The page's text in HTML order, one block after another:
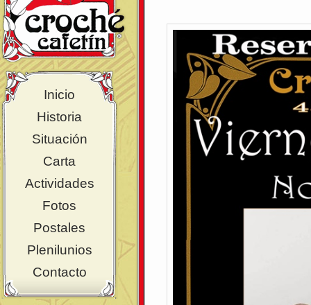
Inicio
Historia
Situación
Carta
Actividades
Fotos
Postales
Plenilunios
Contacto